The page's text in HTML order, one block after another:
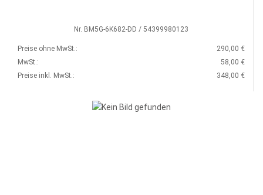
Nr. BM5G-6K682-DD / 54399980123
Preise ohne MwSt.:
290,00 €
MwSt.:
58,00 €
Preise inkl. MwSt.:
348,00 €